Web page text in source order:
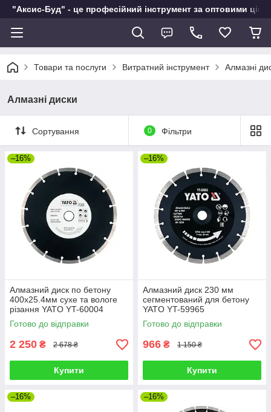
"Аксис-Буд" - це професійний інструмент за оптовими
Товари та послуги Витратний інструмент Алмазні
Алмазні диски
Сортування 0 Фільтри
–16%
Алмазний диск по бетону
400х25.4мм сухе та вологе
різання YATO YT-60004
Готово до відправки
2 250 ₴ 2 678 ₴
Купити
–16%
Алмазний диск 230 мм
сегментований для бетону
YATO YT-59965
Готово до відправки
966 ₴ 1 150 ₴
Купити
–16% –16%